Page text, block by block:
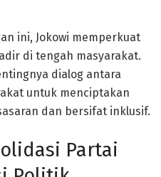
ini, Jokowi memperkuat
di tengah masyarakat.
dialog antara
untuk menciptakan
dan bersifat inklusif.
Partai